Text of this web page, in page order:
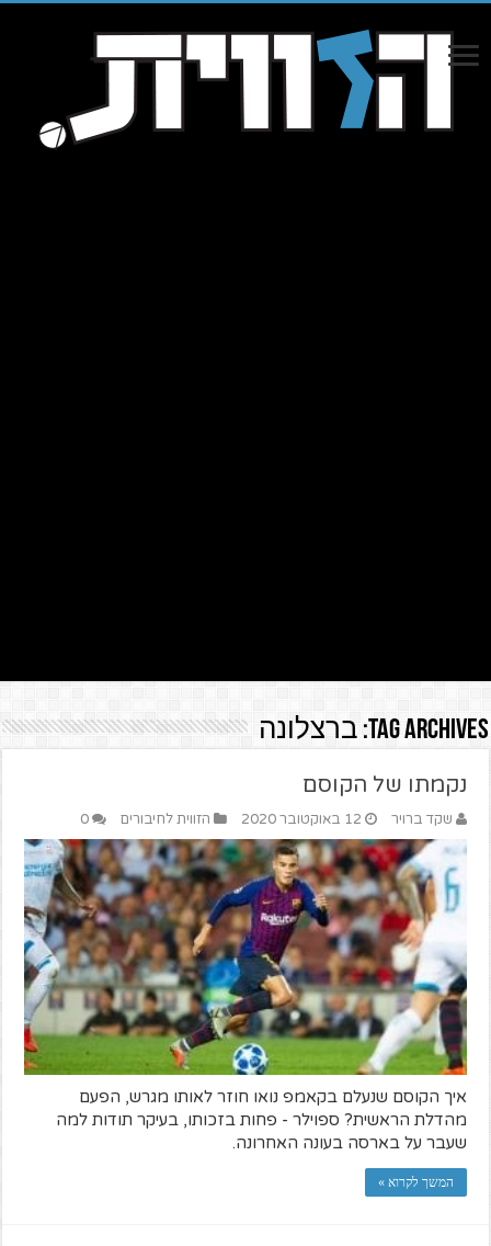
Tag Archives: ברצלונה
נקמתו של הקוסם
שקד ברויר 12 באוקטובר 2020 הזווית לחיבורים 0
איך הקוסם שנעלם בקאמפ נואו חוזר לאותו מגרש, הפעם
מהדלת הראשית? ספוילר - פחות בזכותו, בעיקר תודות למה
שעבר על בארסה בעונה האחרונה.
המשך לקרוא »